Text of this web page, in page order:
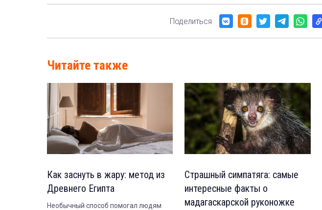
Поделиться
Читайте также
Как заснуть в жару: метод из
Древнего Египта
Необычный способ помогал людям
Страшный симпатяга: самые
интересные факты о
мадагаскарской руконожке